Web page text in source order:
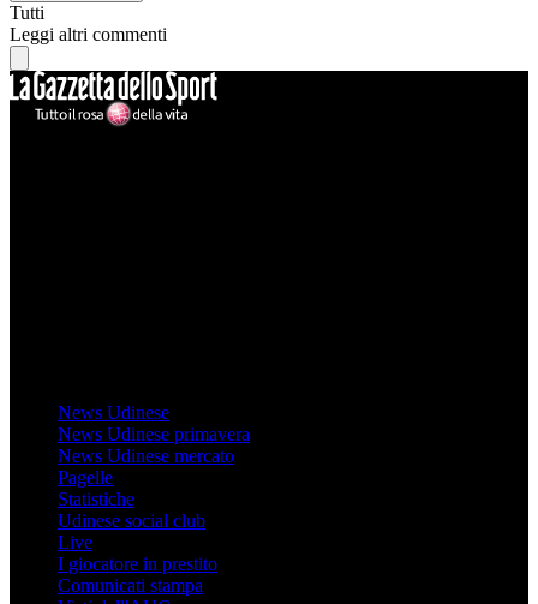
Tutti
Leggi altri commenti
News Udinese
News Udinese primavera
News Udinese mercato
Pagelle
Statistiche
Udinese social club
Live
I giocatore in prestito
Comunicati stampa